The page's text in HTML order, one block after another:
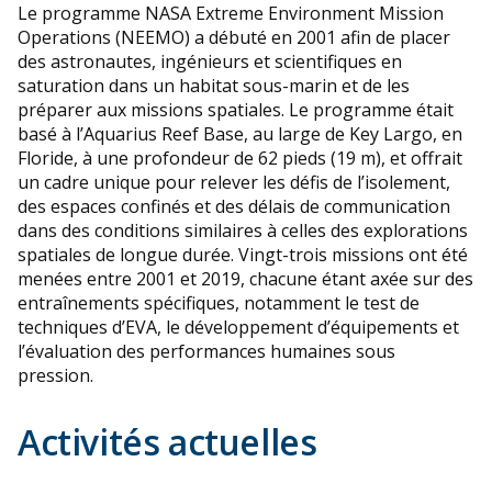
Le programme NASA Extreme Environment Mission
Operations (NEEMO) a débuté en 2001 afin de placer
des astronautes, ingénieurs et scientifiques en
saturation dans un habitat sous-marin et de les
préparer aux missions spatiales. Le programme était
basé à l’Aquarius Reef Base, au large de Key Largo, en
Floride, à une profondeur de 62 pieds (19 m), et offrait
un cadre unique pour relever les défis de l’isolement,
des espaces confinés et des délais de communication
dans des conditions similaires à celles des explorations
spatiales de longue durée. Vingt-trois missions ont été
menées entre 2001 et 2019, chacune étant axée sur des
entraînements spécifiques, notamment le test de
techniques d’EVA, le développement d’équipements et
l’évaluation des performances humaines sous
pression.
Activités actuelles